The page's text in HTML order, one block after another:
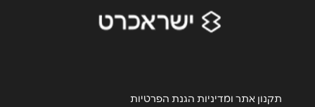
Y Center גבורי ישראל 17
תקנון אתר ומדיניות הגנת הפרטיות